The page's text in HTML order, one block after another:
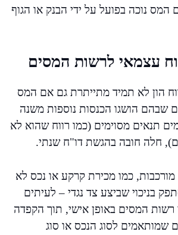
המס נוכה בפועל על ידי הבנק או הגוף
עצמאי לרשות המסים
הון לא תמיד מתייתרת גם אם המס
שבהם הושגו הכנסות נוספות משנה
תנאים מסוימים (כמו רווח שהוא לא
חלה חובה בהגשת דו"ח שנתי.
כמו מכירת קרקע או נכס לא
בניכוי שביצע צד נגדי – לעיתים
רשות המסים באופן אישי, תוך הקפדה
שמותאמים לסוג הנכס או סוג